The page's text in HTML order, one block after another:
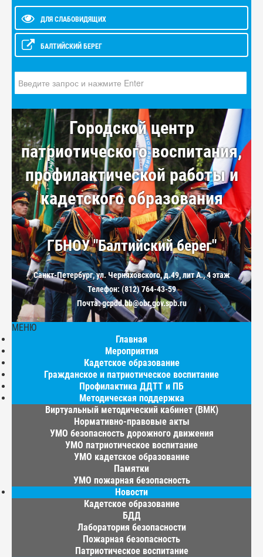
ДЛЯ СЛАБОВИДЯЩИХ
БАЛТИЙСКИЙ БЕРЕГ
Городской центр
патриотического воспитания,
профилактической работы и
кадетского образования
ГБНОУ "Балтийский берег"
Санкт-Петербург, ул. Черняховского, д.49, лит А., 4 этаж
Телефон: (812) 764-43-59
Почта: gcpdd.bb@obr.gov.spb.ru
МЕНЮ
Главная
Мероприятия
Кадетское образование
Гражданское и патриотическое воспитание
Профилактика ДДТТ и ПБ
Методическая поддержка
Виртуальный методический кабинет (ВМК)
Нормативно-правовые акты
УМО безопасность дорожного движения
УМО патриотическое воспитание
УМО кадетское образование
Памятки
УМО пожарная безопасность
Новости
Кадетское образование
БДД
Лаборатория безопасности
Пожарная безопасность
Патриотическое воспитание